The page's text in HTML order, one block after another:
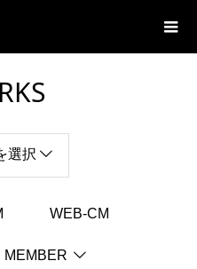
選択
WEB-CM
MEMBER